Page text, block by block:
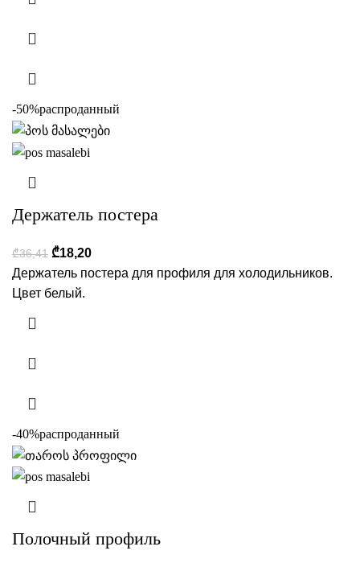
-50%распроданный
Держатель постера
₾36,41 ₾18,20
Держатель постера для профиля для холодильников.
Цвет белый.
-40%распроданный
Полочный профиль